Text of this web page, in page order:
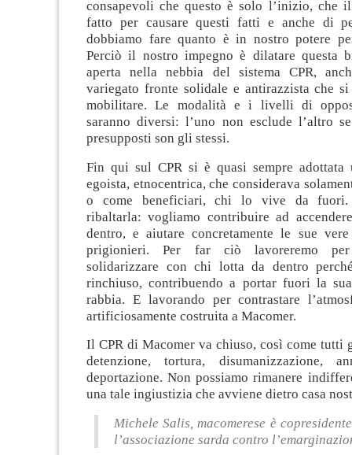
consapevoli che questo è solo l’inizio, che
fatto per causare questi fatti e anche di
dobbiamo fare quanto è in nostro potere
Perciò il nostro impegno è dilatare questa
aperta nella nebbia del sistema CPR,
variegato fronte solidale e antirazzista che
mobilitare. Le modalità e i livelli di
saranno diversi: l’uno non esclude l’altro
presupposti son gli stessi.
Fin qui sul CPR si è quasi sempre adottata
egoista, etnocentrica, che considerava
o come beneficiari, chi lo vive da fuori.
ribaltarla: vogliamo contribuire ad
dentro, e aiutare concretamente le sue
prigionieri. Per far ciò lavoreremo
solidarizzare con chi lotta da dentro
rinchiuso, contribuendo a portar fuori la
rabbia. E lavorando per contrastare
artificiosamente costruita a Macomer.
Il CPR di Macomer va chiuso, così come
detenzione, tortura, disumanizzazione,
deportazione. Non possiamo rimanere
una tale ingiustizia che avviene dietro casa
Michele Salis, macomerese è
l’associazione sarda contro